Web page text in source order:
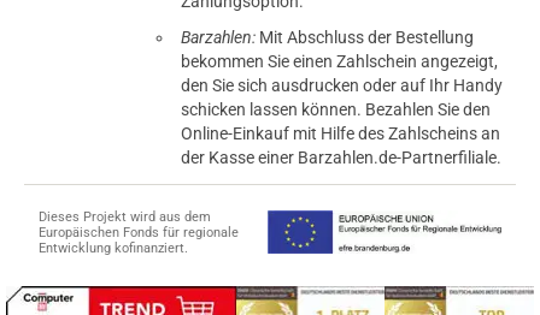
Barzahlen: Mit Abschluss der Bestellung
bekommen Sie einen Zahlschein angezeigt,
den Sie sich ausdrucken oder auf Ihr Handy
schicken lassen können. Bezahlen Sie den
Online-Einkauf mit Hilfe des Zahlscheins an
der Kasse einer Barzahlen.de-Partnerfiliale.
Dieses Projekt wird aus dem
Europäischen Fonds für regionale
Entwicklung kofinanziert.